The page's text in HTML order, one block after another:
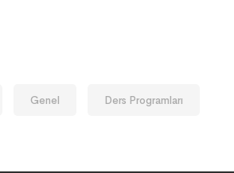
Genel Ders Programları